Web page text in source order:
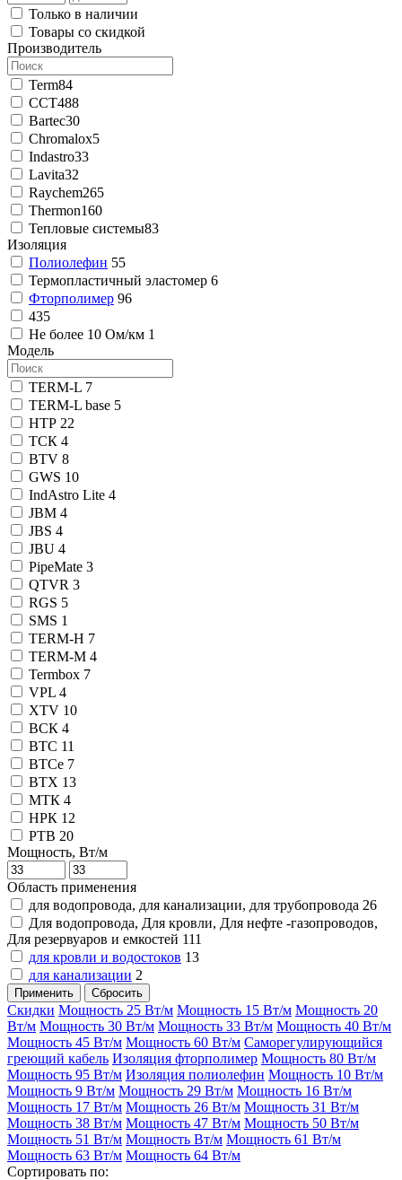
Только в наличии
Товары со скидкой
Производитель
Term84
ССТ488
Bartec30
Chromalox5
Indastro33
Lavita32
Raychem265
Thermon160
Тепловые системы83
Изоляция
Полиолефин 55
Термопластичный эластомер 6
Фторполимер 96
435
Не более 10 Ом/км 1
Модель
TERM-L 7
TERM-L base 5
НТР 22
ТСК 4
BTV 8
GWS 10
IndAstro Lite 4
JBM 4
JBS 4
JBU 4
PipeMate 3
QTVR 3
RGS 5
SMS 1
TERM-H 7
TERM-М 4
Termbox 7
VPL 4
XTV 10
ВСК 4
ВТС 11
ВТСе 7
ВТХ 13
МТК 4
НРК 12
РТВ 20
Мощность, Вт/м
Область применения
для водопровода, для канализации, для трубопровода 26
Для водопровода, Для кровли, Для нефте -газопроводов,
Для резервуаров и емкостей 111
для кровли и водостоков 13
для канализации 2
Применить Сбросить
Скидки Мощность 25 Вт/м Мощность 15 Вт/м Мощность 20
Вт/м Мощность 30 Вт/м Мощность 33 Вт/м Мощность 40 Вт/м
Мощность 45 Вт/м Мощность 60 Вт/м Саморегулирующийся
греющий кабель Изоляция фторполимер Мощность 80 Вт/м
Мощность 95 Вт/м Изоляция полиолефин Мощность 10 Вт/м
Мощность 9 Вт/м Мощность 29 Вт/м Мощность 16 Вт/м
Мощность 17 Вт/м Мощность 26 Вт/м Мощность 31 Вт/м
Мощность 38 Вт/м Мощность 47 Вт/м Мощность 50 Вт/м
Мощность 51 Вт/м Мощность Вт/м Мощность 61 Вт/м
Мощность 63 Вт/м Мощность 64 Вт/м
Сортировать по: